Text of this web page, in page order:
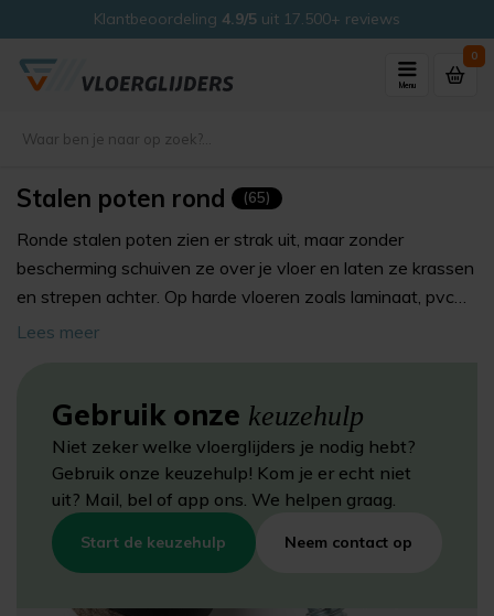
Klantbeoordeling 4.9/5 uit 17.500+ reviews
Menu
0
Stalen poten rond (65)
Ronde stalen poten zien er strak uit, maar zonder
bescherming schuiven ze over je vloer en laten ze krassen
en strepen achter. Op harde vloeren zoals laminaat, pvc
en parket hoor je bij elke beweging een vervelend
klikt of schuift ze onder de poot en je meubel glijdt weer
geruisloos. Hieronder vind je alle varianten voor ronde
stalen buizen. Welke je kiest, hangt af van je vloer en je
meubel. Weet je niet welke maat je nodig hebt? Onze
keuzehulp wijst je in een paar stappen de juiste dop aan.
eigen magazijn
100 dagen bedenktijd , dus rustig thuis passen
20 jaar dé specialist in vloerbescherming
Lees meer
Gebruik onze keuzehulp
Niet zeker welke vloerglijders je nodig hebt?
Gebruik onze keuzehulp! Kom je er echt niet
uit? Mail, bel of app ons. We helpen graag.
Start de keuzehulp Neem contact op